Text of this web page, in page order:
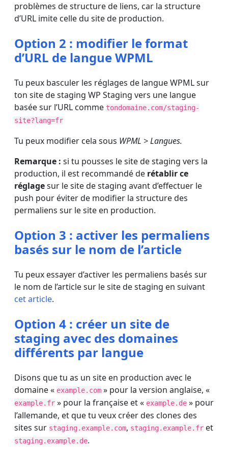
problèmes de structure de liens, car la structure
d’URL imite celle du site de production.
Option 2 : modifier le format
d’URL de langue WPML
Tu peux basculer les réglages de langue WPML sur
ton site de staging WP Staging vers une langue
basée sur l’URL comme tondomaine.com/staging-
site?lang=fr
Tu peux modifier cela sous WPML > Langues.
Remarque : si tu pousses le site de staging vers la
production, il est recommandé de rétablir ce
réglagesur le site de staging avant d’effectuer le
push pour éviter de modifier la structure des
permaliens sur le site en production.
Option 3 : activer les permaliens
basés sur le nom de l’article
Tu peux essayer d’activer les permaliens basés sur
le nom de l’article sur le site de staging en suivant
cet article.
Option 4 : créer un site de
staging avec des domaines
différents par langue
Disons que tu as un site en production avec le
domaine « example.com » pour la version anglaise, «
example.fr » pour la française et « example.de » pour
l’allemande, et que tu veux créer des clones des
sites sur staging.example.com, staging.example.fr et
staging.example.de.